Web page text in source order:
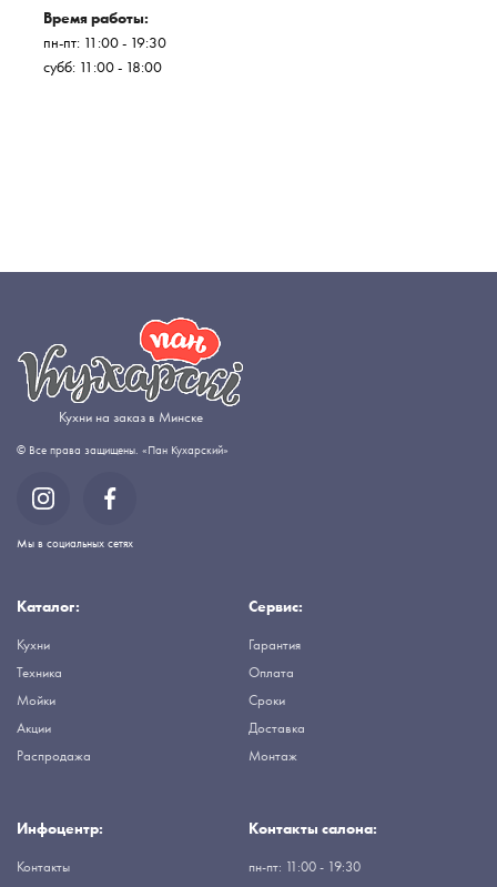
Время работы:
пн-пт: 11:00 - 19:30
субб: 11:00 - 18:00
Кухни на заказ в Минске
© Все права защищены. «Пан Кухарский»
Мы в социальных сетях
Каталог:
Кухни
Техника
Мойки
Акции
Распродажа
Сервис:
Гарантия
Оплата
Сроки
Доставка
Монтаж
Инфоцентр:
Контакты
Контакты салона:
пн-пт: 11:00 - 19:30